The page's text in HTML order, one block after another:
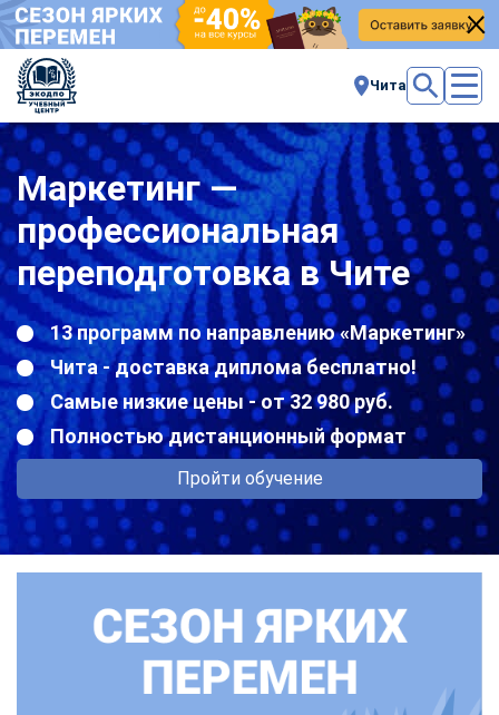
Чита
Маркетинг —
профессиональная
переподготовка в Чите
13 программ по направлению «Маркетинг»
Чита - доставка диплома бесплатно!
Самые низкие цены - от 32 980 руб.
Полностью дистанционный формат
Пройти обучение